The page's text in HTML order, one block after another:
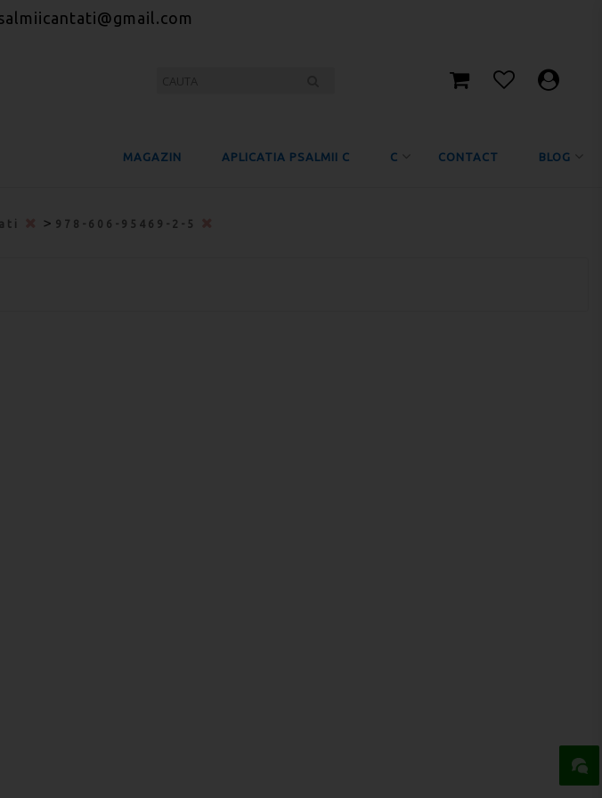
MAGAZIN APLICATIA PSALMII C C CONTACT BLOG
> 978-606-95469-2-5